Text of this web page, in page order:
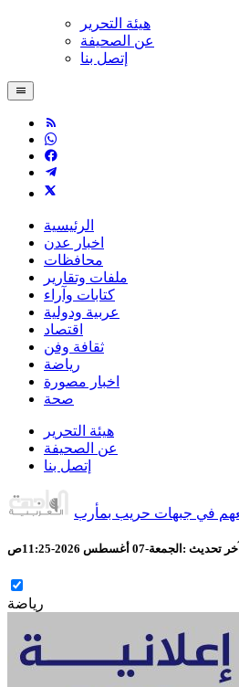
هيئة التحرير
عن الصحيفة
إتصل بنا
الرئيسية
اخبار عدن
محافظات
ملفات وتقارير
كتابات وآراء
عربية ودولية
اقتصاد
ثقافة وفن
رياضة
اخبار مصورة
صحة
هيئة التحرير
عن الصحيفة
إتصل بنا
آخر تحديث : الجمعة-07 أغسطس 2026-11:25ص
رياضة